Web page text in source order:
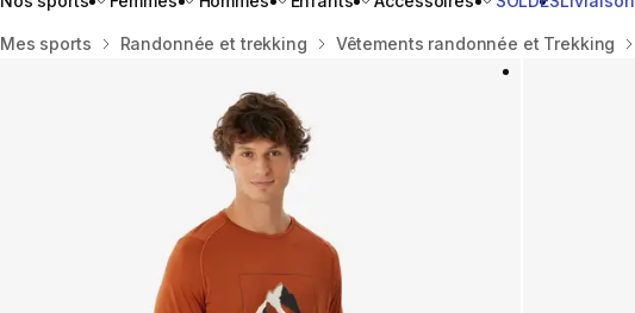
Accueil
Mes sports Randonnée et trekking Vêtements randonnée et Trekking